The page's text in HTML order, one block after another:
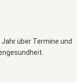
über Termine und